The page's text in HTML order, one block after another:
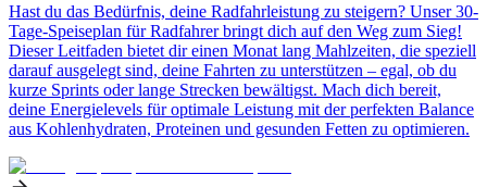
Hast du das Bedürfnis, deine Radfahrleistung zu steigern? Unser 30-
Tage-Speiseplan für Radfahrer bringt dich auf den Weg zum Sieg!
Dieser Leitfaden bietet dir einen Monat lang Mahlzeiten, die speziell
darauf ausgelegt sind, deine Fahrten zu unterstützen – egal, ob du
kurze Sprints oder lange Strecken bewältigst. Mach dich bereit,
deine Energielevels für optimale Leistung mit der perfekten Balance
aus Kohlenhydraten, Proteinen und gesunden Fetten zu optimieren.